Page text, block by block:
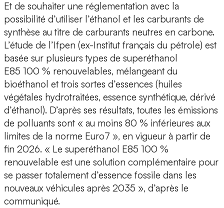
Et de souhaiter une réglementation avec la
possibilité d’utiliser l’éthanol et les carburants de
synthèse au titre de carburants neutres en carbone.
L’étude de l’Ifpen (ex-Institut français du pétrole) est
basée sur plusieurs types de superéthanol
E85 100 % renouvelables, mélangeant du
bioéthanol et trois sortes d’essences (huiles
végétales hydrotraitées, essence synthétique, dérivé
d’éthanol). D’après ses résultats, toutes les émissions
de polluants sont « au moins 80 % inférieures aux
limites de la norme Euro7 », en vigueur à partir de
fin 2026. « Le superéthanol E85 100 %
renouvelable est une solution complémentaire pour
se passer totalement d’essence fossile dans les
nouveaux véhicules après 2035 », d’après le
communiqué.